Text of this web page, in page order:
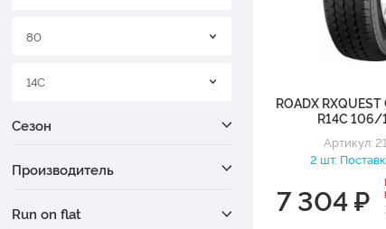
80
14C
Сезон
Производитель
Run on flat
ROADX
R14C 106/
Артикул:
2 шт.
7 304 ₽